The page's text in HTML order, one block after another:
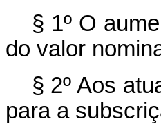
§ 1º O
do valor
§ 2º Aos
para a